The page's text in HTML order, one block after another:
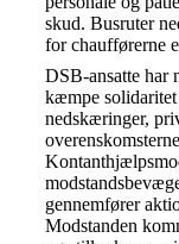
skud. Busruter
for chaufførerne
DSB-ansatte har
kæmpe
nedskæringer,
gennemfører
Modstanden